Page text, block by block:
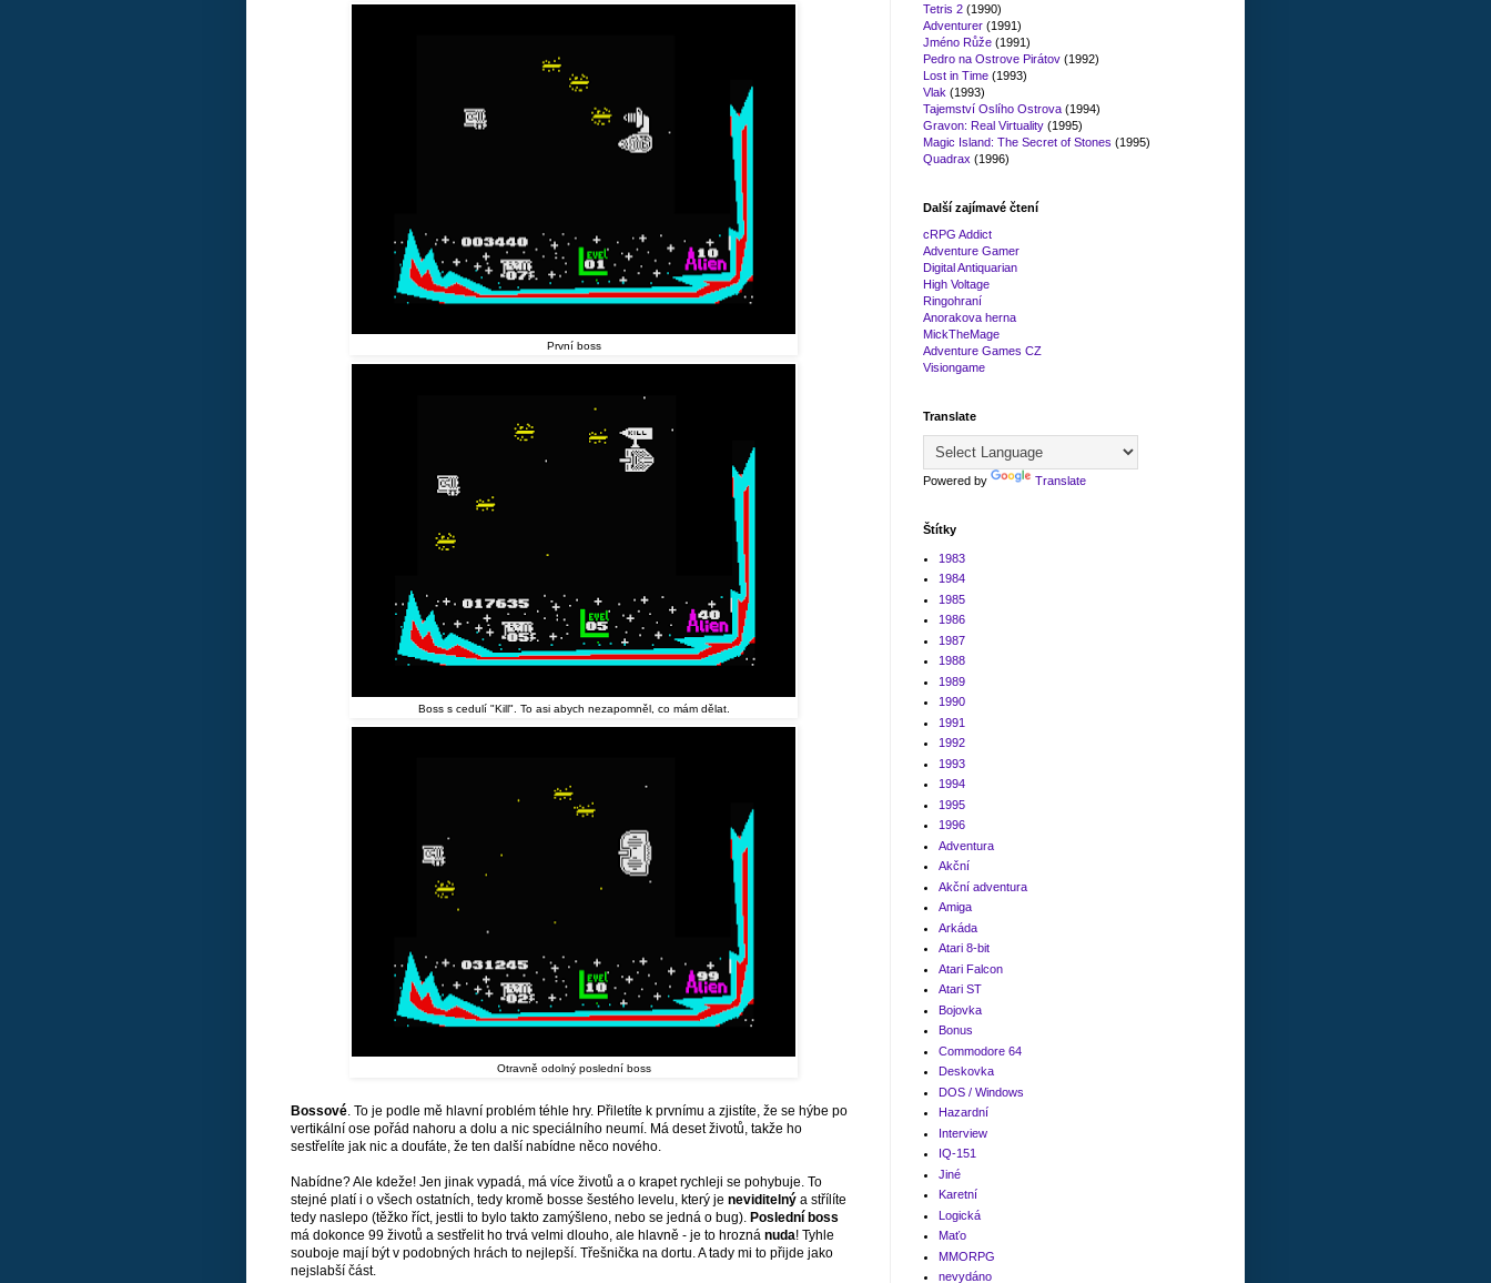
První boss
Boss s cedulí "Kill". To asi abych nezapomněl, co mám dělat.
Otravně odolný poslední boss
Bossové . To je podle mě hlavní problém téhle hry. Přiletíte k prvnímu a zjistíte, že se hýbe po
vertikální ose pořád nahoru a dolu a nic speciálního neumí. Má deset životů, takže ho
sestřelíte jak nic a doufáte, že ten další nabídne něco nového.
Nabídne? Ale kdeže! Jen jinak vypadá, má více životů a o krapet rychleji se pohybuje. To
stejné platí i o všech ostatních, tedy kromě bosse šestého levelu, který je neviditelný a střílíte
tedy naslepo (těžko říct, jestli to bylo takto zamýšleno, nebo se jedná o bug). Poslední boss
má dokonce 99 životů a sestřelit ho trvá velmi dlouho, ale hlavně - je to hrozná nuda! Tyhle
souboje mají být v podobných hrách to nejlepší. Třešnička na dortu. A tady mi to přijde jako
nejslabší část.
Tetris 2 (1990)
Adventurer (1991)
Jméno Růže (1991)
Pedro na Ostrove Pirátov (1992)
Lost in Time (1993)
Vlak (1993)
Tajemství Oslího Ostrova (1994)
Gravon: Real Virtuality (1995)
Magic Island: The Secret of Stones (1995)
Quadrax (1996)
Další zajímavé čtení
cRPG Addict
Adventure Gamer
Digital Antiquarian
High Voltage
Ringohraní
Anorakova herna
MickTheMage
Adventure Games CZ
Visiongame
Translate
Powered by Translate
Štítky
1983
1984
1985
1986
1987
1988
1989
1990
1991
1992
1993
1994
1995
1996
Adventura
Akční
Akční adventura
Amiga
Arkáda
Atari 8-bit
Atari Falcon
Atari ST
Bojovka
Bonus
Commodore 64
Deskovka
DOS / Windows
Hazardní
Interview
IQ-151
Jiné
Karetní
Logická
Maťo
MMORPG
nevydáno